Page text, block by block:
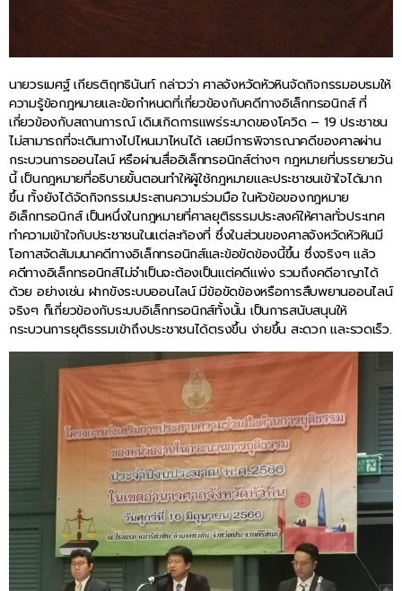
นายวรเมศฐ์ เกียรติฤทธินันท์ กล่าวว่า ศาลจังหวัดหัวหินจัดกิจกรรมอบรมให้
ความรู้ข้อกฎหมายและข้อกำหนดที่เกี่ยวข้องกับคดีทางอิเล็กทรอนิกส์ ที่
เกี่ยวข้องกับสถานการณ์ เดิมเกิดการแพร่ระบาดของโควิด – 19 ประชาชน
ไม่สามารถที่จะเดินทางไปไหนมาไหนได้ เลยมีการพิจารณาคดีของศาลผ่าน
กระบวนการออนไลน์ หรือผ่านสื่ออิเล็กทรอนิกส์ต่างๆ กฎหมายที่บรรยายวัน
นี้ เป็นกฎหมายที่อธิบายขั้นตอนทำให้ผู้ใช้กฎหมายและประชาชนเข้าใจได้มาก
ขึ้น ทั้งยังได้จัดกิจกรรมประสานความร่วมมือ ในหัวข้อของกฎหมาย
อิเล็กทรอนิกส์ เป็นหนึ่งในกฎหมายที่ศาลยุติธรรมประสงค์ให้ศาลทั่วประเทศ
ทำความเข้าใจกับประชาชนในแต่ละท้องที่ ซึ่งในส่วนของศาลจังหวัดหัวหินมี
โอกาสจัดสัมมนาคดีทางอิเล็กทรอนิกส์และข้อขัดข้องนี้ขึ้น ซึ่งจริงๆ แล้ว
คดีทางอิเล็กทรอนิกส์ไม่จำเป็นจะต้องเป็นแต่คดีแพ่ง รวมถึงคดีอาญาได้
ด้วย อย่างเช่น ฝากขังระบบออนไลน์ มีข้อขัดข้องหรือการสืบพยานออนไลน์
จริงๆ ก็เกี่ยวข้องกับระบบอิเล็กทรอนิกส์ทั้งนั้น เป็นการสนับสนุนให้
กระบวนการยุติธรรมเข้าถึงประชาชนได้ตรงขึ้น ง่ายขึ้น สะดวก และรวดเร็ว.